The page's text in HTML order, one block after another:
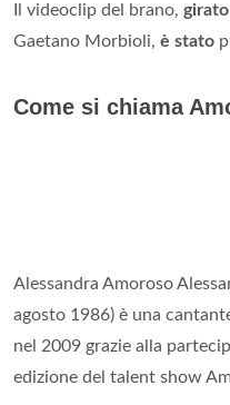
Il videoclip del brano, girato
Gaetano Morbioli, è stato
Come si chiama
Alessandra Amoroso
agosto 1986) è una
nel 2009 grazie alla
edizione del talent show